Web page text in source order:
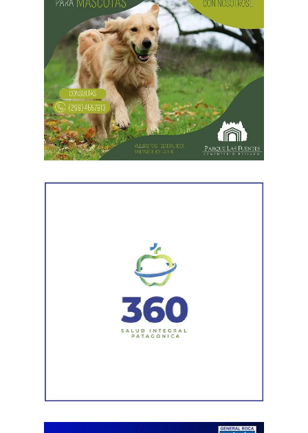
Desde Vialidad Nacional informaron que,durante las
próximas semanas, el operativo de bacheo será
reforzado con dos nuevas cuadrillas de trabajo y dos
camiones bacheadores, lo que permitirá incrementar
el ritmo de ejecución y optimizar las tareas de
mantenimiento en distintos puntos del Alto Valle.
Por otra parte, el organismo avanza con el relevamiento
sectores más deteriorados y mejorar las condiciones de